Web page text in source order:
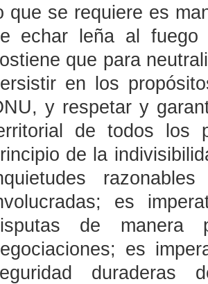
que se requiere es
echar leña al fuego
que para
en los
y respetar y
de todos los
de la
es
de manera
es